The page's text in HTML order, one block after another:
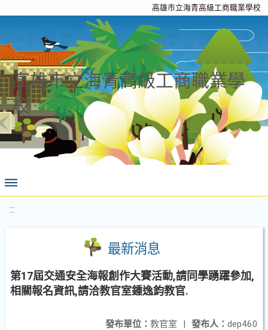
高雄市立海青高級工商職業學校
高雄市立海青高級工商職業學
校
:::
最新消息
第17屆交通安全海報創作大賽活動,請同學踴躍參加,
相關報名資訊,請洽教官室鍾逸鈞教官.
發布人： dep460
發布單位： 教官室 |